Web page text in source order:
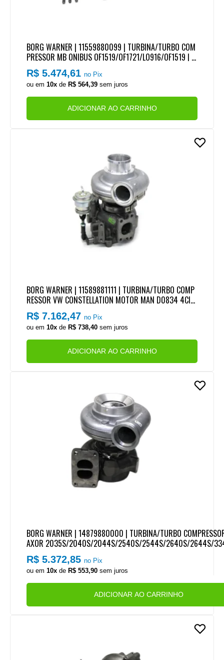
BORG WARNER | 11559880099 | TURBINA/TURBO COM
PRESSOR MB ONIBUS OF1519/OF1721/LO916/OF1519 | A
CCELO 815/1016 | ATEGO 1419/1719 MOTOR OM924LA E
URO 5/6 (MODELO B1G) (NAO VEM JUNTAS)
R$ 5.474,61no Pix
ou em10x deR$ 564,39 sem juros
ADICIONAR AO CARRINHO
BORG WARNER | 11589881111 | TURBINA/TURBO COMP
RESSOR VW CONSTELLATION MOTOR MAN D0834 4CIL/
6CIL EURO 6
R$ 7.162,47no Pix
ou em10x de R$ 738,40 sem juros
ADICIONAR AO CARRINHO
BORG WARNER | 14879880000 | TURBINA/TURBO
AXOR 2035S/2040S/2044S/2540S/2544S/2640S/2644S/
/4144 MOTOR OM457LA EURO 3
R$ 5.372,85no Pix
ou em10x deR$ 553,90 sem juros
ADICIONAR AO CARRINHO